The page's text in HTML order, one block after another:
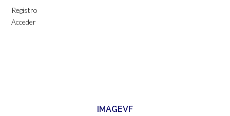
Registro
Acceder
IMAGEVF